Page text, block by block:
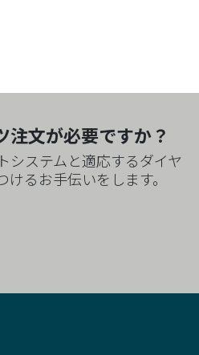
注文が必要ですか？
システムと適応するダイヤ
るお手伝いをします。